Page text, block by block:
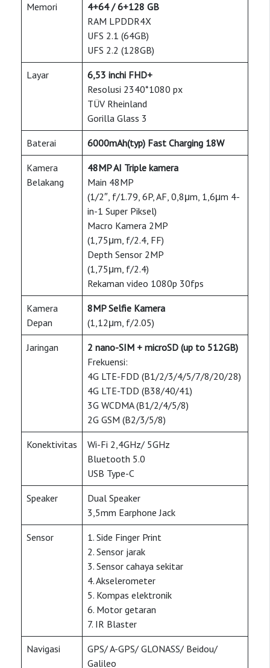
Memori
4+64 / 6+128 GB
RAM LPDDR4X
UFS 2.1 (64GB)
UFS 2.2 (128GB)
Layar
6,53 inchi FHD+
Resolusi 2340*1080 px
TÜV Rheinland
Gorilla Glass 3
Baterai 6000mAh(typ) Fast Charging 18W
Kamera
Belakang
48MP AI Triple kamera
Main 48MP
(1/2″, f/1.79, 6P, AF, 0,8μm, 1,6μm 4-
in-1 Super Piksel)
Macro Kamera 2MP
(1,75μm, f/2.4, FF)
Depth Sensor 2MP
(1,75μm, f/2.4)
Rekaman video 1080p 30fps
Kamera
Depan
8MP Selfie Kamera
(1,12μm, f/2.05)
Jaringan
2 nano-SIM + microSD (up to 512GB)
Frekuensi:
4G LTE-FDD (B1/2/3/4/5/7/8/20/28)
4G LTE-TDD (B38/40/41)
3G WCDMA (B1/2/4/5/8)
2G GSM (B2/3/5/8)
Konektivitas
Wi-Fi 2,4GHz/ 5GHz
Bluetooth 5.0
USB Type-C
Speaker
Dual Speaker
3,5mm Earphone Jack
Sensor
1. Side Finger Print
2. Sensor jarak
3. Sensor cahaya sekitar
4. Akselerometer
5. Kompas elektronik
6. Motor getaran
7. IR Blaster
Navigasi
GPS/ A-GPS/ GLONASS/ Beidou/
Galileo